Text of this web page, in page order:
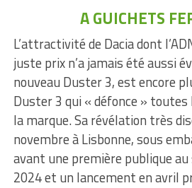
A GUICHETS
L’attractivité de Dacia dont
juste prix n’a jamais été aussi
nouveau Duster 3, est encore
Duster 3 qui « défonce » toutes
la marque. Sa révélation très
novembre à Lisbonne, sous
avant une première publique au
2024 et un lancement en avril